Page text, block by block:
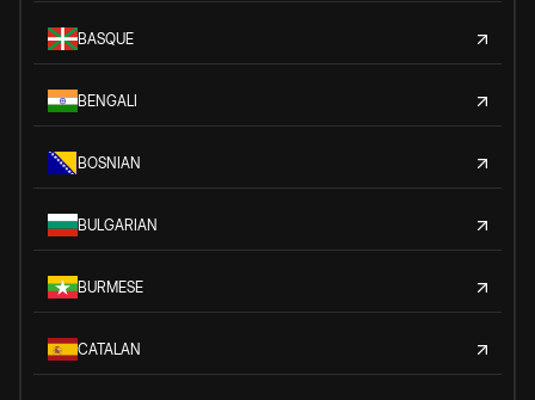
BASQUE
BENGALI
BOSNIAN
BULGARIAN
BURMESE
CATALAN